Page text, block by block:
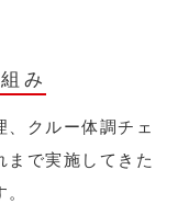
み
、クルー体調チェ
まで実施してきた